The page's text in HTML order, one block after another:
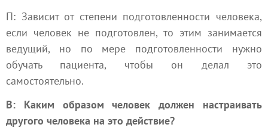
П: Зависит от степени подготовленности человека,
если человек не подготовлен, то этим занимается
ведущий, но по мере подготовленности нужно
обучать пациента, чтобы он делал это
самостоятельно.
В: Каким образом человек должен настраивать
другого человека на это действие?